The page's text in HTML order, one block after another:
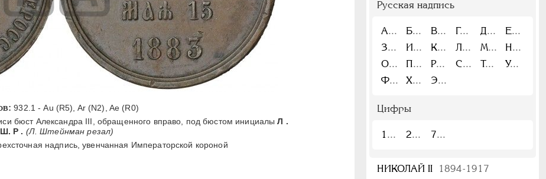
932.1 - Au (R5), Ar (N2), Ae (R0)
бюст Александра III, обращенного вправо, под бюстом инициалыЛ .
Ш. P . (Л. Штейнман резал)
надпись, увенчанная Императорской короной
Русская надпись
А Б В Г Д
Е
З
И К Л М
Н
О
П Р С Т
У
Ф
Х Э
Цифры
1 2 7
НИКОЛАЙ II
1894-1917